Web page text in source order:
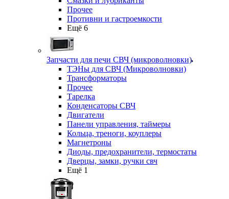
Прочее
Противни и гастроемкости
Ещё 6
Запчасти для печи СВЧ (микроволновки)
ТЭНы для СВЧ (Микроволновки)
Трансформаторы
Прочее
Тарелка
Конденсаторы СВЧ
Двигатели
Панели управления, таймеры
Кольца, треноги, коуплеры
Магнетроны
Диоды, предохранители, термостаты
Дверцы, замки, ручки свч
Ещё 1